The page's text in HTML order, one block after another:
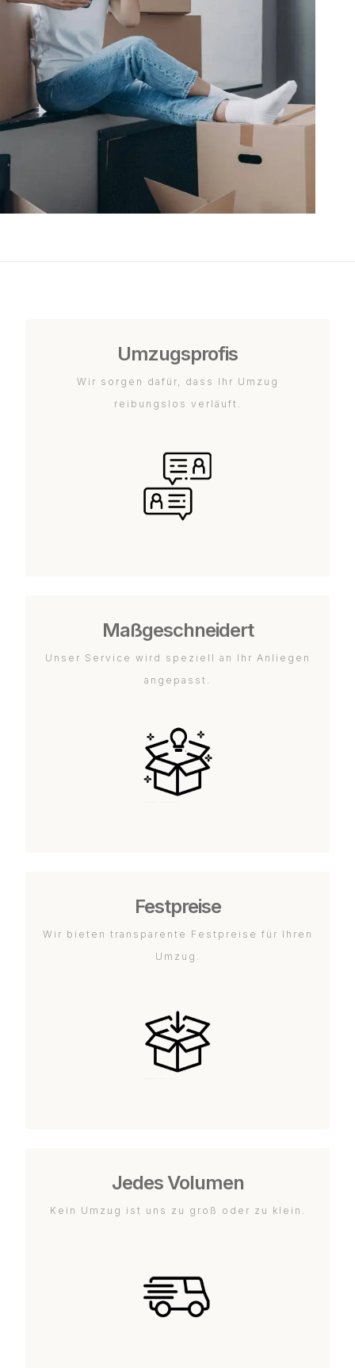
Umzugsprofis
Wir sorgen dafür, dass Ihr Umzug
reibungslos verläuft.
Maßgeschneidert
Unser Service wird speziell an Ihr Anliegen
angepasst.
Festpreise
Wir bieten transparente Festpreise für Ihren
Umzug.
Jedes Volumen
Kein Umzug ist uns zu groß oder zu klein.